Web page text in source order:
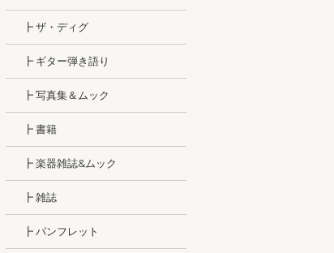
┣ ザ・ディグ
┣ ギター弾き語り
┣ 写真集＆ムック
┣ 書籍
┣ 楽器雑誌&ムック
┣ 雑誌
┣ パンフレット